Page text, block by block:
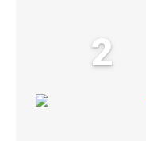
2